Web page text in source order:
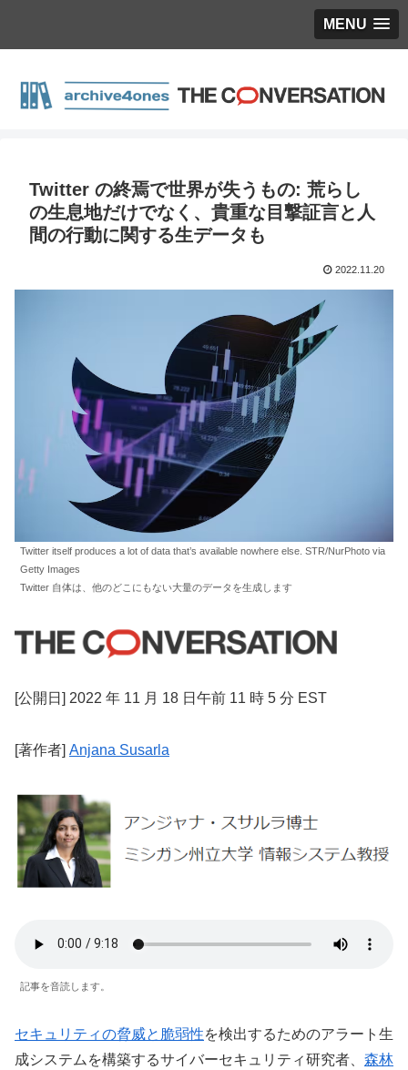
MENU
Twitter の終焉で世界が失うもの: 荒らし
の生息地だけでなく、貴重な目撃証言と人
間の行動に関する生データも
2022.11.20
Twitter itself produces a lot of data that’s available nowhere else. STR/NurPhoto via
Getty Images
Twitter 自体は、他のどこにもない大量のデータを生成します
[公開日] 2022 年 11 月 18 日午前 11 時 5 分 EST
[著作者] Anjana Susarla
記事を音読します。
セキュリティの脅威と脆弱性を検出するためのアラート生
成システムを構築するサイバーセキュリティ研究者、 森林